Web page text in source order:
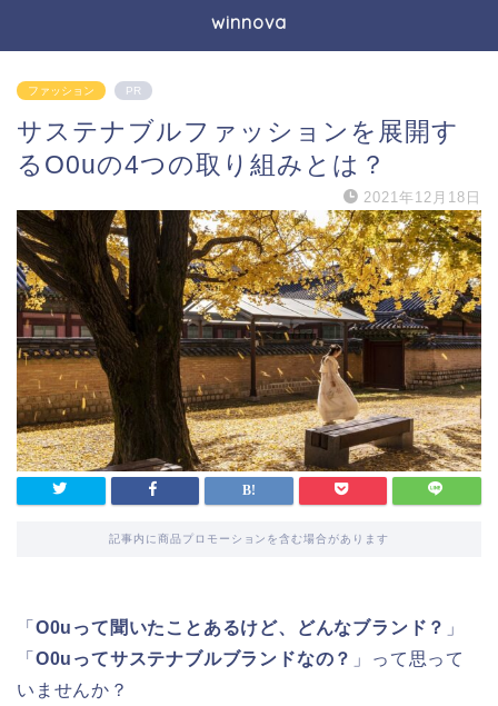
winnova
ファッション PR
サステナブルファッションを展開す
るO0uの4つの取り組みとは？
2021年12月18日
記事内に商品プロモーションを含む場合があります
「 O0uって聞いたことあるけど、どんなブランド？ 」
「 O0uってサステナブルブランドなの？ 」って思って
いませんか？